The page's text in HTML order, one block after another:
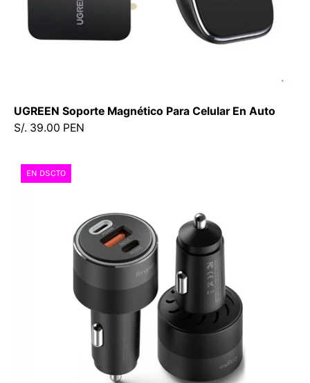
UGREEN Soporte Magnético Para Celular En Auto
S/. 39.00 PEN
3Ports
Carga
Rápida
84W
EN DSCTO